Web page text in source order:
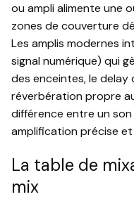
ou ampli alimente une
zones de couverture
Les amplis modernes
signal numérique) qui
des enceintes, le
réverbération propre
différence entre un
amplification précise et
La table de
mix